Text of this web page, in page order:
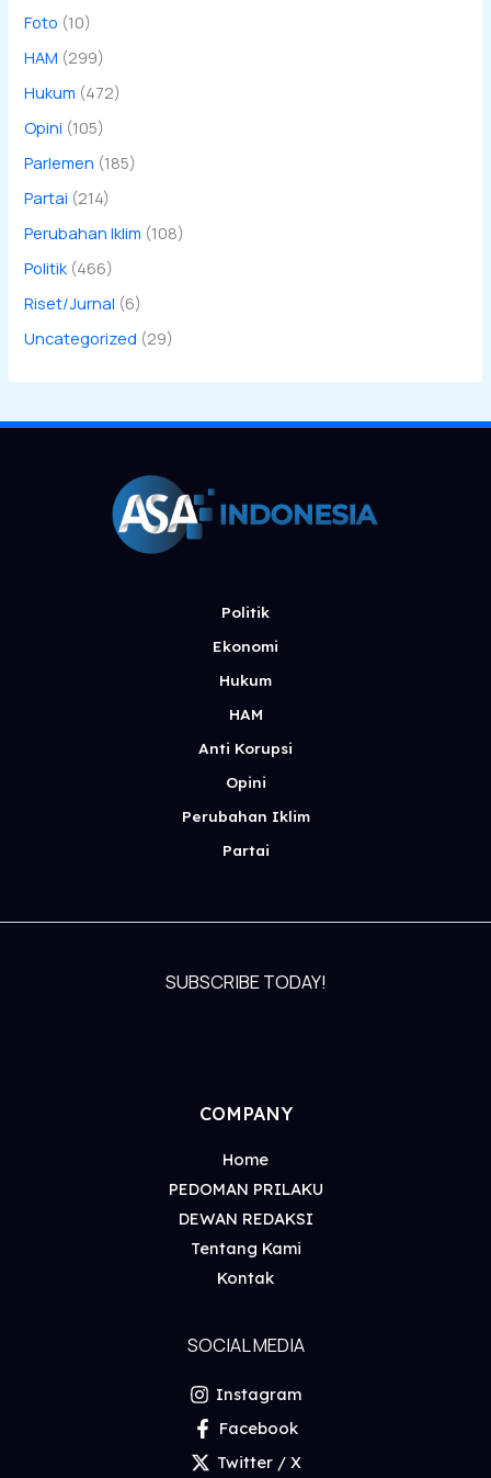
Foto (10)
HAM (299)
Hukum (472)
Opini (105)
Parlemen (185)
Partai (214)
Perubahan Iklim (108)
Politik (466)
Riset/Jurnal (6)
Uncategorized (29)
Politik
Ekonomi
Hukum
HAM
Anti Korupsi
Opini
Perubahan Iklim
Partai
SUBSCRIBE TODAY!
COMPANY
Home
PEDOMAN PRILAKU
DEWAN REDAKSI
Tentang Kami
Kontak
SOCIAL MEDIA
Instagram
Facebook
Twitter / X